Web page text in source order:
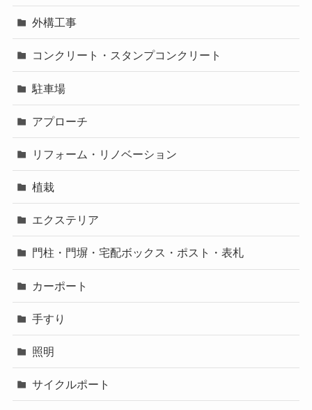
外構工事
コンクリート・スタンプコンクリート
駐車場
アプローチ
リフォーム・リノベーション
植栽
エクステリア
門柱・門塀・宅配ボックス・ポスト・表札
カーポート
手すり
照明
サイクルポート